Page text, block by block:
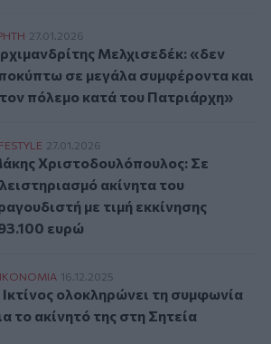
Μελχισεδέκ: «δεν
27.01.2026
Μελχισεδέκ: «δεν
σε μεγάλα συμφέροντα και
πόλεμο κατά του Πατριάρχη»
Χριστοδουλόπουλος: Σε
27.01.2026
Χριστοδουλόπουλος: Σε
ακίνητα του
με τιμή εκκίνησης
ευρώ
ολοκληρώνει τη συμφωνία για
16.12.2025
ολοκληρώνει τη συμφωνία
το ακίνητό της στη Σητεία